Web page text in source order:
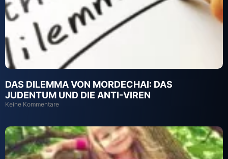
DAS DILEMMA VON MORDECHAI: DAS
JUDENTUM UND DIE ANTI-VIREN
Keine Kommentare